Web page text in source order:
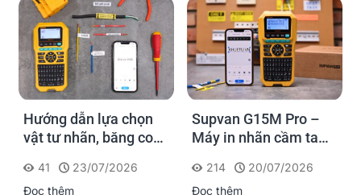
Hướng dẫn lựa chọn
vật tư nhãn, băng co
Supvan G15M Pro
41
23/07/2026
Đọc thêm
Supvan G15M Pro –
Máy in nhãn cầm tay
dấu một lần, tra cứu
214
20/07/2026
Đọc thêm